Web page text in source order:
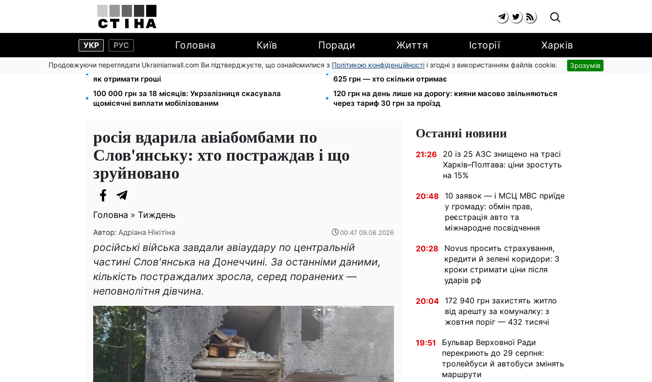
УКР РУС Головна Київ Поради Життя Історії Харків
Продовжуючи переглядати Ukrainianwall.com Ви підтверджуєте, що ознайомилися з Політикою конфіденційності і згодні з використанням файлів cookie. Зрозумів
8 451 грн замість пакунка малюка: Пенсійний фонд пояснив,
як отримати гроші
Пенсія для III групи інвалідності з 1 вересня: від 2595 до 10
625 грн — хто скільки отримає
100 000 грн за 18 місяців: Укрзалізниця скасувала
щомісячні виплати мобілізованим
120 грн на день лише на дорогу: кияни масово звільняються
через тариф 30 грн за проїзд
росія вдарила авіабомбами по
Слов'янську: хто постраждав і що
зруйновано
Головна » Тиждень
Автор: Адріана Нікітіна 00:47 09.06.2026
російські війська завдали авіаудару по центральній
частині Слов'янська на Донеччині. За останніми даними,
кількість постраждалих зросла, серед поранених —
неповнолітня дівчина.
Останні новини
21:26
20 із 25 АЗС знищено на трасі
Харків–Полтава: ціни зростуть
на 15%
20:48
10 заявок — і МСЦ МВС приїде
у громаду: обмін прав,
реєстрація авто та
міжнародне посвідчення
20:28
Novus просить страхування,
кредити й зелені коридори: 3
кроки стримати ціни після
ударів рф
20:04
172 940 грн захистять житло
від арешту за комуналку: з
жовтня поріг — 432 тисячі
19:51
Бульвар Верховної Ради
перекриють до 29 серпня:
тролейбуси й автобуси змінять
маршрути